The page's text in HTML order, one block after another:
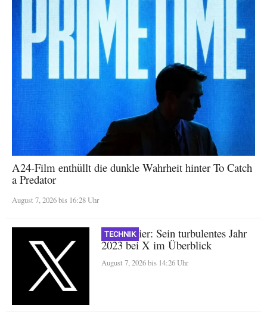
A24-Film enthüllt die dunkle Wahrheit hinter To Catch
a Predator
August 7, 2026 bis 16:28 Uhr
TECHNIK
Nikita Bier: Sein turbulentes Jahr
2023 bei X im Überblick
August 7, 2026 bis 14:26 Uhr